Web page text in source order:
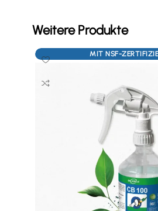
Weitere Produkte
MIT NSF-